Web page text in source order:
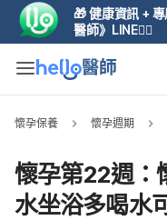
🎁 健康資訊 +
醫師》LINE👆🏼
懷孕保養 懷孕週期
懷孕第22週：
水坐浴多喝水